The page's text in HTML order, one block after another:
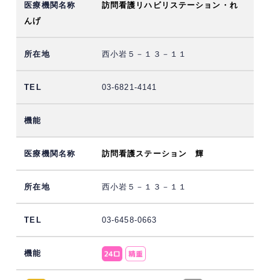
訪問看護リハビリステーション・れ
んげ
西小岩５－１３－１１
03-6821-4141
訪問看護ステーション 輝
西小岩５－１３－１１
03-6458-0663